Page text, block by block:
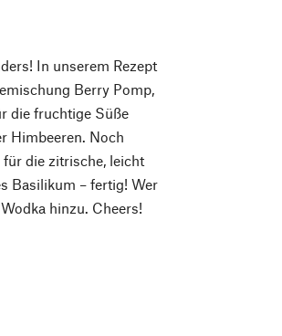
In unserem Rezept
Berry Pomp,
die fruchtige Süße
Himbeeren. Noch
die zitrische, leicht
Basilikum – fertig! Wer
hinzu. Cheers!